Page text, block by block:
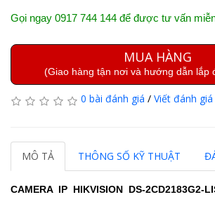
Gọi ngay 0917 744 144 để được tư vấn
MUA HÀNG
(Giao hàng tận nơi và hướng dẫn lắp
0 bài đánh giá / Viết đánh giá
MÔ TẢ THÔNG SỐ KỸ THUẬT
CAMERA IP HIKVISION DS-2CD2183G2-